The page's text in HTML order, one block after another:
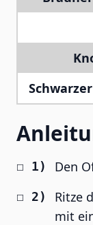
Den
Ritze
mit